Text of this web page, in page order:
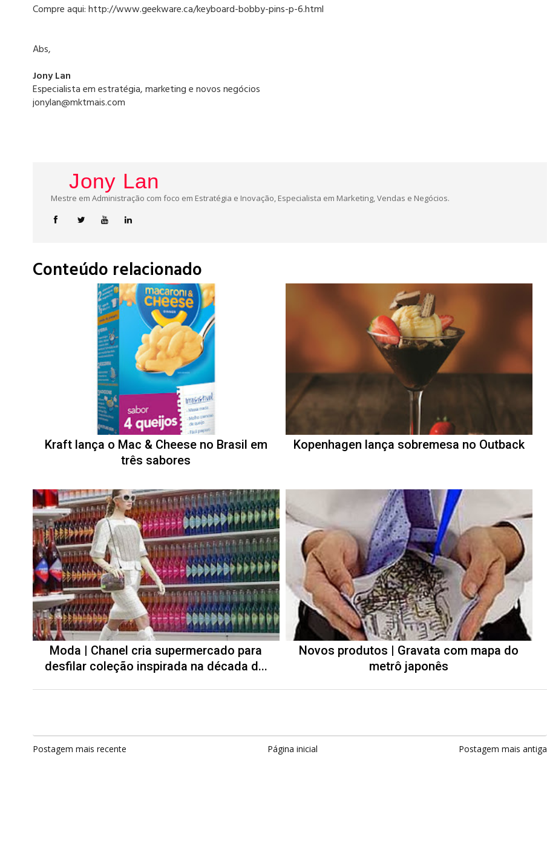
Compre aqui: http://www.geekware.ca/keyboard-bobby-pins-p-6.html
Abs,
Jony Lan
Especialista em estratégia, marketing e novos negócios
jonylan@mktmais.com
Jony Lan
Mestre em Administração com foco em Estratégia e Inovação, Especialista em Marketing, Vendas e Negócios.
Conteúdo relacionado
Kraft lança o Mac & Cheese no Brasil em
três sabores
Kopenhagen lança sobremesa no Outback
Moda | Chanel cria supermercado para
desfilar coleção inspirada na década d...
Novos produtos | Gravata com mapa do
metrô japonês
Postagem mais recente Página inicial Postagem mais antiga